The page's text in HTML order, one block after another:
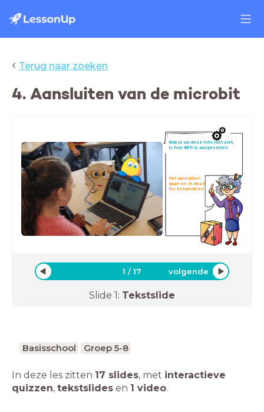
‹ Terug naar zoeken
4. Aansluiten van de microbit
Wat je op deze foto niet ziet,
is hoe BEP is aangesloten.
Het aansluiten
gaan we in deze
les behandelen.
1 /17 volgende
Slide 1: Tekstslide
Basisschool Groep 5-8
In deze les zitten 17 slides, met interactieve
quizzen, tekstslides en 1 video.